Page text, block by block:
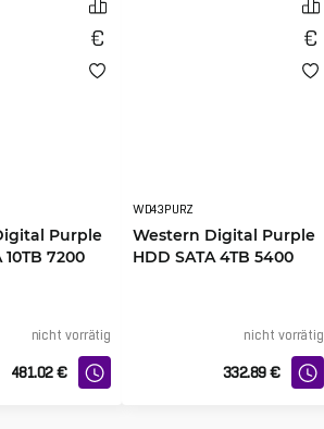
Purple
10TB 7200
nicht vorrätig
481.02 €
WD43PURZ
Western Digital Purple
HDD SATA 4TB 5400
nicht vorrätig
332.89 €